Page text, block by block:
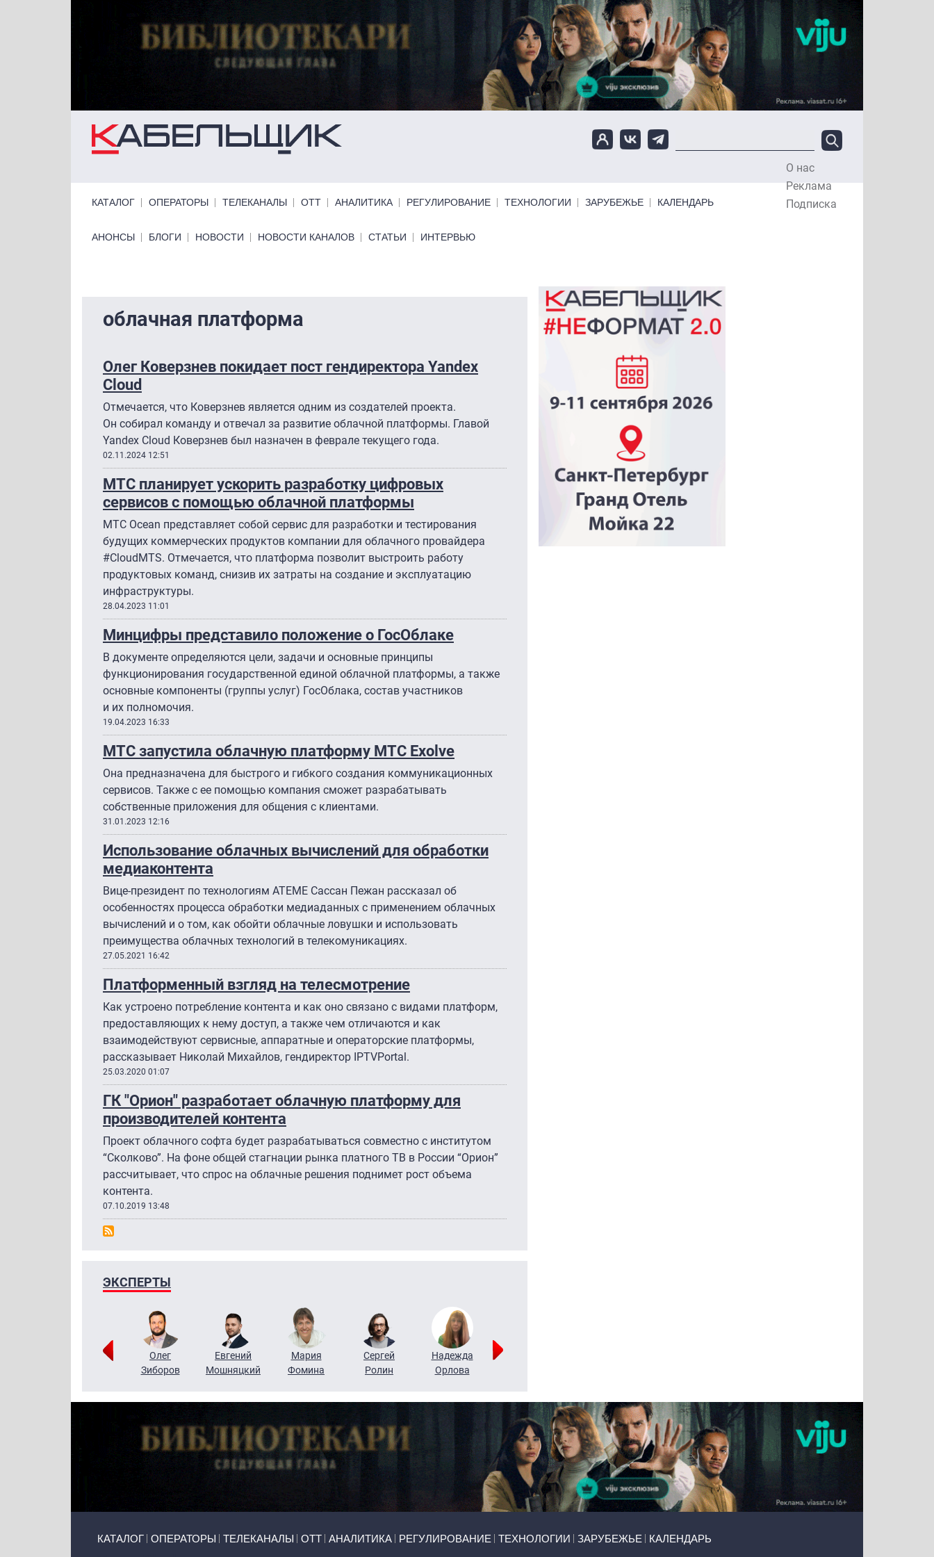
О нас
Реклама
Подписка
КАТАЛОГ ОПЕРАТОРЫ ТЕЛЕКАНАЛЫ ОТТ АНАЛИТИКА РЕГУЛИРОВАНИЕ ТЕХНОЛОГИИ ЗАРУБЕЖЬЕ КАЛЕНДАРЬ
Primary links bottom
АНОНСЫ БЛОГИ НОВОСТИ НОВОСТИ КАНАЛОВ СТАТЬИ ИНТЕРВЬЮ
облачная платформа
Олег Коверзнев покидает пост гендиректора Yandex
Cloud
Отмечается, что Коверзнев является одним из создателей проекта.
Он собирал команду и отвечал за развитие облачной платформы. Главой
Yandex Cloud Коверзнев был назначен в феврале текущего года.
02.11.2024 12:51
МТС планирует ускорить разработку цифровых
сервисов с помощью облачной платформы
МТС Ocean представляет собой сервис для разработки и тестирования
будущих коммерческих продуктов компании для облачного провайдера
#CloudMTS. Отмечается, что платформа позволит выстроить работу
продуктовых команд, снизив их затраты на создание и эксплуатацию
инфраструктуры.
28.04.2023 11:01
Минцифры представило положение о ГосОблаке
В документе определяются цели, задачи и основные принципы
функционирования государственной единой облачной платформы, а также
основные компоненты (группы услуг) ГосОблака, состав участников
и их полномочия.
19.04.2023 16:33
МТС запустила облачную платформу МТС Exolve
Она предназначена для быстрого и гибкого создания коммуникационных
сервисов. Также с ее помощью компания сможет разрабатывать
собственные приложения для общения с клиентами.
31.01.2023 12:16
Использование облачных вычислений для обработки
медиаконтента
Вице-президент по технологиям ATEME Сассан Пежан рассказал об
особенностях процесса обработки медиаданных с применением облачных
вычислений и о том, как обойти облачные ловушки и использовать
преимущества облачных технологий в телекомуникациях.
27.05.2021 16:42
Платформенный взгляд на телесмотрение
Как устроено потребление контента и как оно связано с видами платформ,
предоставляющих к нему доступ, а также чем отличаются и как
взаимодействуют сервисные, аппаратные и операторские платформы,
рассказывает Николай Михайлов, гендиректор IPTVPortal.
25.03.2020 01:07
ГК "Орион" разработает облачную платформу для
производителей контента
Проект облачного софта будет разрабатываться совместно с институтом
“Сколково”. На фоне общей стагнации рынка платного ТВ в России “Орион”
рассчитывает, что спрос на облачные решения поднимет рост объема
контента.
07.10.2019 13:48
ЭКСПЕРТЫ
Григорий
Олег
Зиборов
Евгений
Мошняцкий
Мария
Фомина
Сергей
Ролин
Надежда
Орлова
КАТАЛОГ ОПЕРАТОРЫ ТЕЛЕКАНАЛЫ ОТТ АНАЛИТИКА РЕГУЛИРОВАНИЕ ТЕХНОЛОГИИ ЗАРУБЕЖЬЕ КАЛЕНДАРЬ